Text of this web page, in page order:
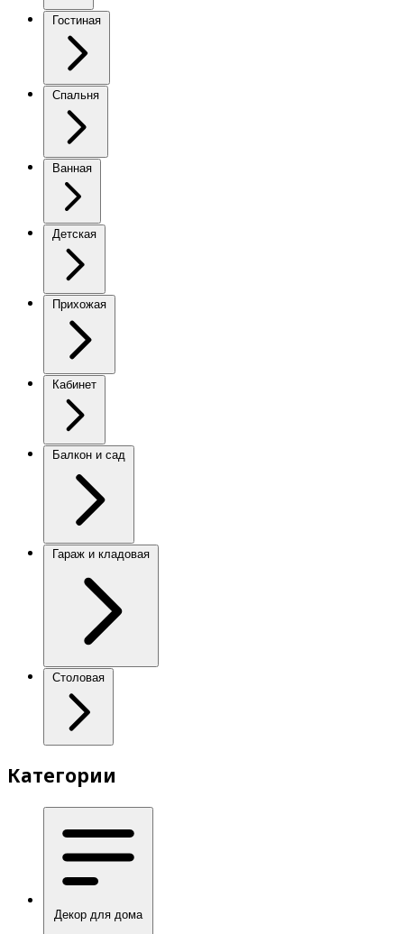
Гостиная
Спальня
Ванная
Детская
Прихожая
Кабинет
Балкон и сад
Гараж и кладовая
Столовая
Категории
Декор для дома